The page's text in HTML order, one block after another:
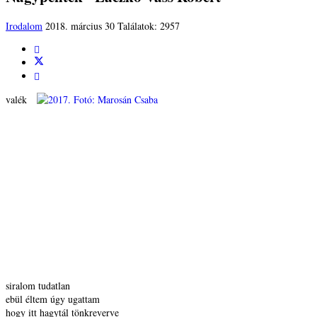
Irodalom 2018. március 30 Találatok: 2957
valék
siralom tudatlan
ebül éltem úgy ugattam
hogy itt hagytál tönkreverve